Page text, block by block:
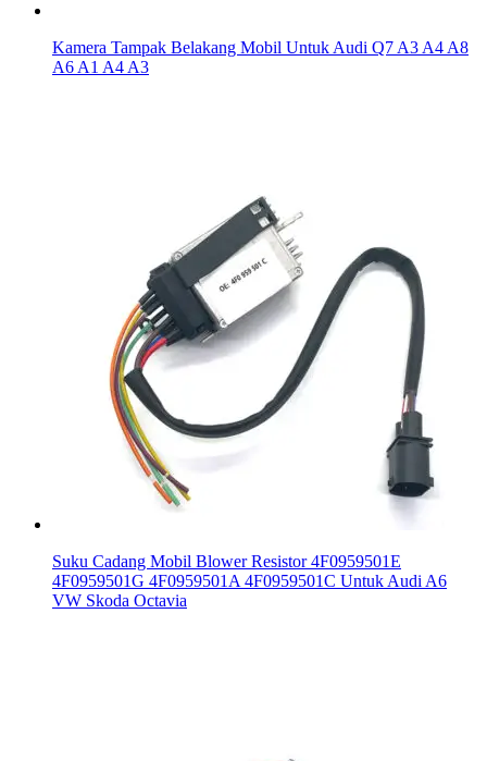
Kamera Tampak Belakang Mobil Untuk Audi Q7 A3 A4 A8
A6 A1 A4 A3
Suku Cadang Mobil Blower Resistor 4F0959501E
4F0959501G 4F0959501A 4F0959501C Untuk Audi A6
VW Skoda Octavia